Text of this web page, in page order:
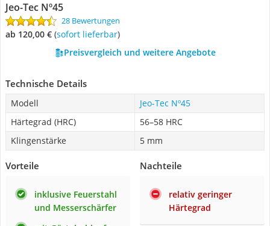
Jeo-Tec Nº45
28 Bewertungen
ab 120,00 € ( Sofort lieferbar)
Preisvergleich und weitere Angebote
Technische Details
Modell
Jeo-Tec Nº45
Härtegrad (HRC)
56–58 HRC
Klingenstärke
5 mm
Vorteile
inklusive Feuerstahl
und Messerschärfer
Nachteile
relativ geringer
Härtegrad